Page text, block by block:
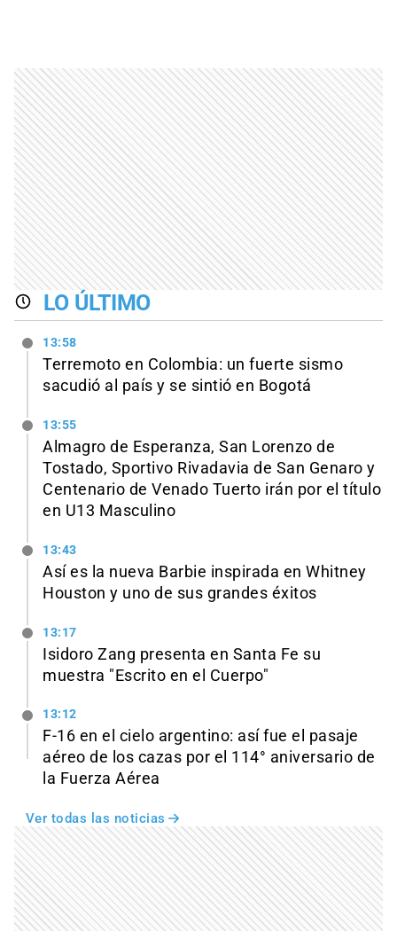
LO ÚLTIMO
13:58
Terremoto en Colombia: un fuerte sismo
sacudió al país y se sintió en Bogotá
13:55
Almagro de Esperanza, San Lorenzo de
Tostado, Sportivo Rivadavia de San Genaro y
Centenario de Venado Tuerto irán por el título
en U13 Masculino
13:43
Así es la nueva Barbie inspirada en Whitney
Houston y uno de sus grandes éxitos
13:17
Isidoro Zang presenta en Santa Fe su
muestra "Escrito en el Cuerpo"
13:12
F-16 en el cielo argentino: así fue el pasaje
aéreo de los cazas por el 114° aniversario de
la Fuerza Aérea
Ver todas las noticias